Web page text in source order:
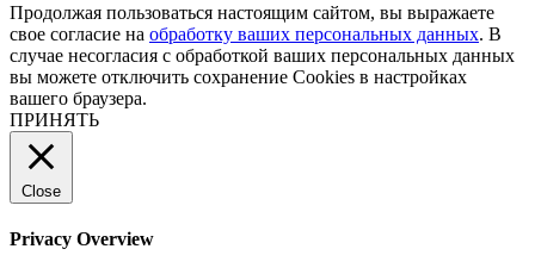
Продолжая пользоваться настоящим сайтом, вы выражаете
свое согласие на обработку ваших персональных данных. В
случае несогласия с обработкой ваших персональных данных
вы можете отключить сохранение Cookies в настройках
вашего браузера.
ПРИНЯТЬ
Close
Privacy Overview